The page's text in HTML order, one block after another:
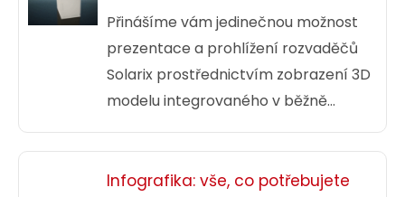
vydávány pod společným označením
Solarixpedia
Přinášíme vám jedinečnou možnost
prezentace a prohlížení rozvaděčů
Solarix prostřednictvím zobrazení 3D
modelu integrovaného v běžně
používaném PDF formátu.
Infografika: vše, co potřebujete